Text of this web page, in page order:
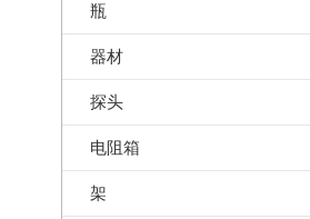
瓶
器材
探头
电阻箱
架